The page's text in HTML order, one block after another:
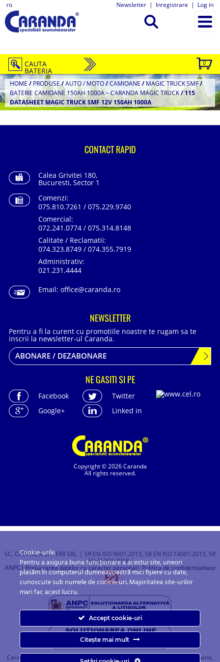
ro Newsletter | Inregistrare | Log in
0
CAUTA
BATERIA
HOME / PRODUSE/AUTO / MOTO/CAMIOANE / MAGIC TRUCK SMF/
BATERIE CAMIOANE 150AH 1000A – CARANDA MAGIC TRUCK/115
DATASHEET MAGIC TRUCK SMF 12V 150AH 1000A
Copyright © 2026 Caranda
All rights reserved.
CONTACT RAPID
Calea Grivitei 180,
Bucuresti, Sector 1
Comenzi:
075.810.7261 / 075.229.9740
Comercial:
072.241.0774 / 075.314.8148
Calitate / Reclamatii:
074.323.8749 / 074.355.7919
Administrativ:
021.231.4444
Email: office@caranda.ro
NEWSLETTER
Pentru a fi la curent cu promotiile noastre te rugam sa te
inscrii la newsletter-ul Caranda.
ABONARE / DEZABONARE
NE GASITI SI PE
Facebook
Twitter
Google+
Linked in
SC. CARANDA BATERII SRL. | SR EN ISO 9001:2015, SR EN ISO 14001:2015, SR
ISO 45001:2018 |
ANPC | Prelucrarea datelor cu caracter personal| Politica de confidentialitate
Caranda.ro este un magazin online cu baterii pentru automobile, camioane,
Cookie-urile
Pentru a asigura buna funcționare a acestui site, uneori
plasăm în computerul dumneavoastră mici fișiere cu date,
cunoscute sub numele de cookie-uri. Majoritatea site-urilor
mari fac acest lucru.
Accept cookie-uri
Citește mai mult